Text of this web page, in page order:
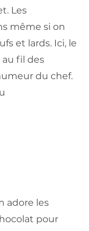
Les
même si on
et lards. Ici, le
fil des
du chef.
adore les
pour